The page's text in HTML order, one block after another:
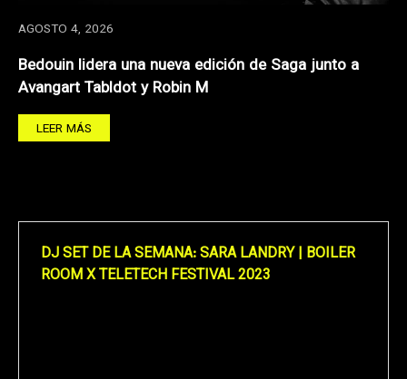
AGOSTO 4, 2026
Bedouin lidera una nueva edición de Saga junto a
Avangart Tabldot y Robin M
LEER MÁS
DJ SET DE LA SEMANA: SARA LANDRY | BOILER
ROOM X TELETECH FESTIVAL 2023